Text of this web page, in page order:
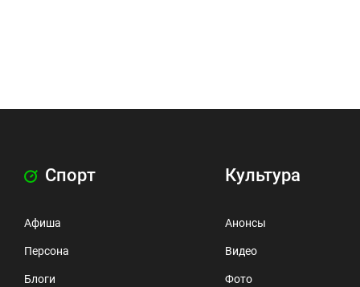
Спорт
Афиша
Персона
Блоги
Культура
Анонсы
Видео
Фото